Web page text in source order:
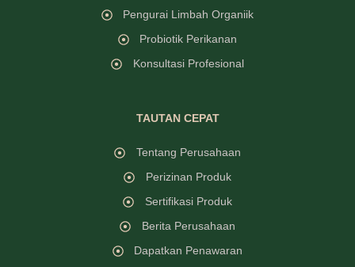
Pengurai Limbah Organiik
Probiotik Perikanan
Konsultasi Profesional
TAUTAN CEPAT
Tentang Perusahaan
Perizinan Produk
Sertifikasi Produk
Berita Perusahaan
Dapatkan Penawaran